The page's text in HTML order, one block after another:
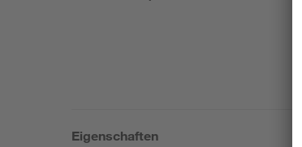
Eigenschaften